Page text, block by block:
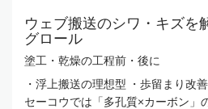
ウェブ搬送のシワ・キズ
グロール
塗工・乾燥の工程前・後に
・浮上搬送の理想型 ・歩留まり改
セーコウでは「多孔質×カーボン」